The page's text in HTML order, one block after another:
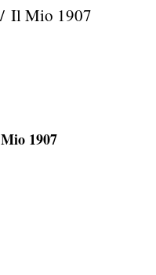
/ Il Mio 1907
1907